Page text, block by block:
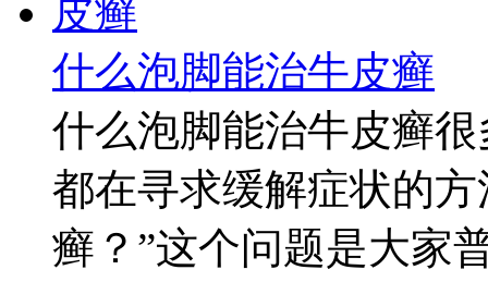
什么泡脚能治牛皮癣
什么泡脚能治牛皮癣
都在寻求缓解症状的
癣？”这个问题是大家